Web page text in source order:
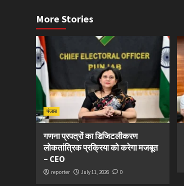
More Stories
पंजाब
गणना प्रपत्रों का डिजिटलीकरण
लोकतांत्रिक प्रक्रिया को करेगा मजबूत
– CEO
reporter July 11, 2026 0